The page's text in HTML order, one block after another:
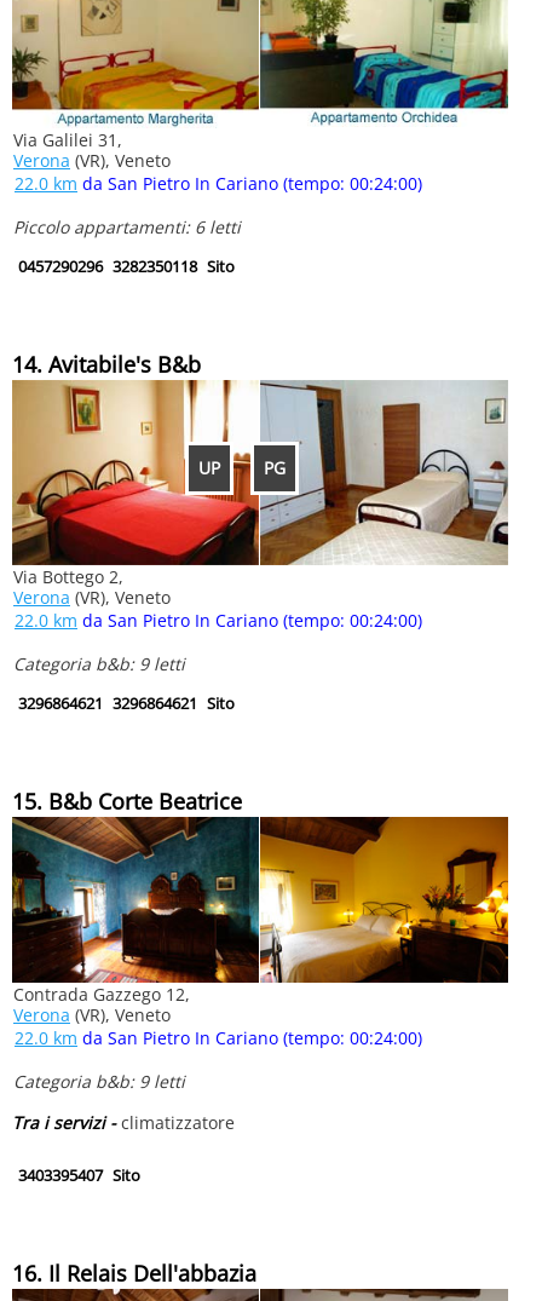
UP PG
Via Galilei 31,
Verona (VR), Veneto
22.0 km da San Pietro In Cariano (tempo: 00:24:00)
Piccolo appartamenti: 6 letti
0457290296 3282350118 Sito
14. Avitabile's B&b
Via Bottego 2,
Verona (VR), Veneto
22.0 km da San Pietro In Cariano (tempo: 00:24:00)
Categoria b&b: 9 letti
3296864621 3296864621 Sito
15. B&b Corte Beatrice
Contrada Gazzego 12,
Verona (VR), Veneto
22.0 km da San Pietro In Cariano (tempo: 00:24:00)
Categoria b&b: 9 letti
Tra i servizi -climatizzatore
3403395407 Sito
16. Il Relais Dell'abbazia